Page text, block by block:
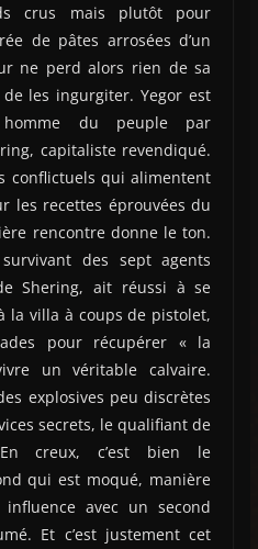
crus mais plutôt pour
de pâtes arrosées d’un
ne perd alors rien de sa
les ingurgiter. Yegor est
homme du peuple par
capitaliste revendiqué.
conflictuels qui alimentent
les recettes éprouvées du
rencontre donne le ton.
des sept agents
Shering, ait réussi à se
la villa à coups de pistolet,
pour récupérer « la
un véritable calvaire.
explosives peu discrètes
secrets, le qualifiant de
creux, c’est bien le
qui est moqué, manière
avec un second
Et c’est justement cet